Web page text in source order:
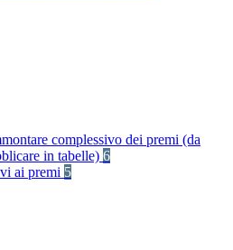
complessivo dei premi (da
in tabelle) 6
ai premi 5